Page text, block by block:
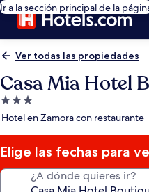
Ir a la sección principal de la
Ver todas las propiedades
Casa Mia Hotel
Propiedad
de
estrellas
Hotel en Zamora con restaurante
Elige las fechas para
¿A dónde quieres ir?